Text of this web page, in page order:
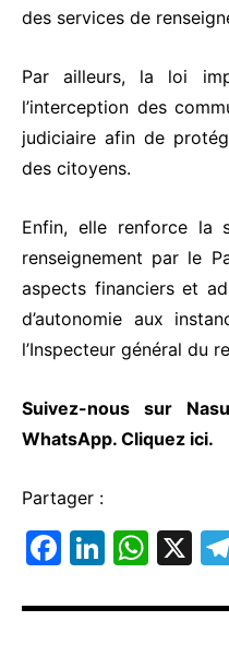
des services de
Par ailleurs, la loi
l’interception des
judiciaire afin de
des citoyens.
Enfin, elle renforce la
renseignement par le
aspects financiers et
d’autonomie aux
l’Inspecteur général du
Suivez-nous sur
WhatsApp. Cliquez ici.
Partager :
F
c
Li
k
W
at
X